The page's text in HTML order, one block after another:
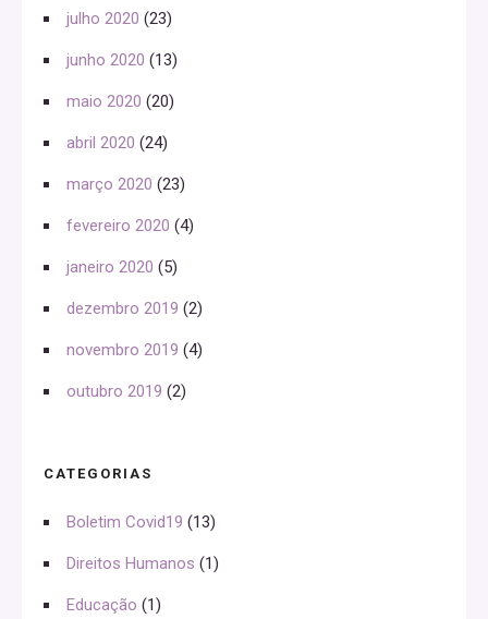
julho 2020 (23)
junho 2020 (13)
maio 2020 (20)
abril 2020 (24)
março 2020 (23)
fevereiro 2020 (4)
janeiro 2020 (5)
dezembro 2019 (2)
novembro 2019 (4)
outubro 2019 (2)
CATEGORIAS
Boletim Covid19 (13)
Direitos Humanos (1)
Educação (1)